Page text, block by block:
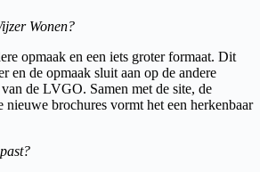
Wonen?
opmaak en een iets groter formaat. Dit
en de opmaak sluit aan op de andere
de LVGO. Samen met de site, de
nieuwe brochures vormt het een herkenbaar